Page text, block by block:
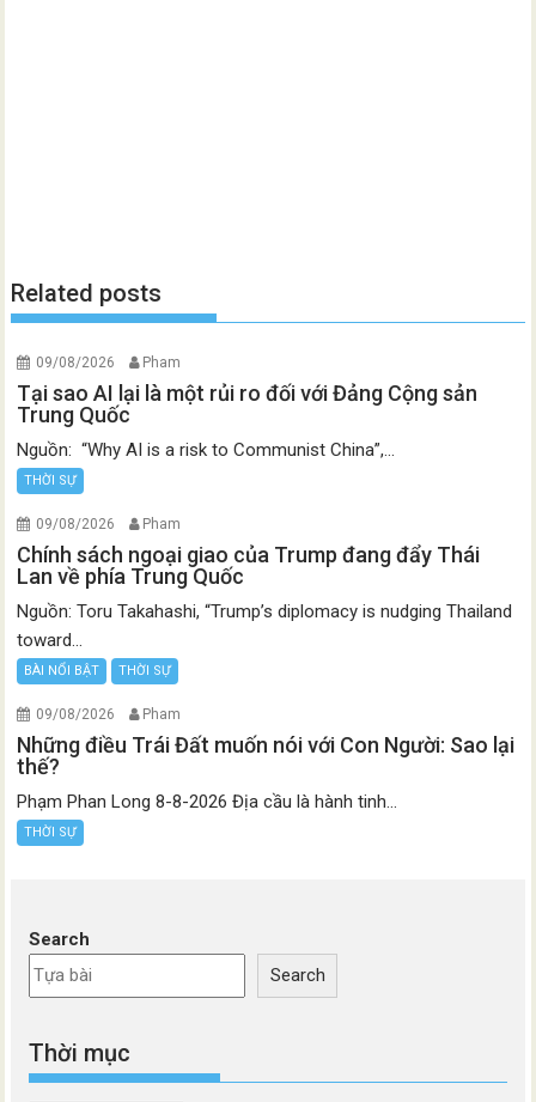
Related posts
09/08/2026 Pham
Tại sao AI lại là một rủi ro đối với Đảng Cộng sản
Trung Quốc
Nguồn: “Why AI is a risk to Communist China”,...
THỜI SỰ
09/08/2026 Pham
Chính sách ngoại giao của Trump đang đẩy Thái
Lan về phía Trung Quốc
Nguồn: Toru Takahashi, “Trump’s diplomacy is nudging Thailand
toward...
BÀI NỔI BẬT THỜI SỰ
09/08/2026 Pham
Những điều Trái Đất muốn nói với Con Người: Sao lại
thế?
Phạm Phan Long 8-8-2026 Địa cầu là hành tinh...
THỜI SỰ
Search
Search
Thời mục